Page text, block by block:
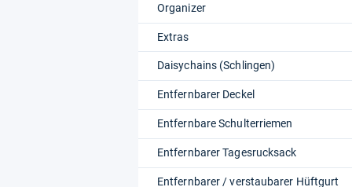
Organizer
Extras
Daisychains (Schlingen)
Entfernbarer Deckel
Entfernbare Schulterriemen
Entfernbarer Tagesrucksack
Entfernbarer / verstaubarer Hüftgurt